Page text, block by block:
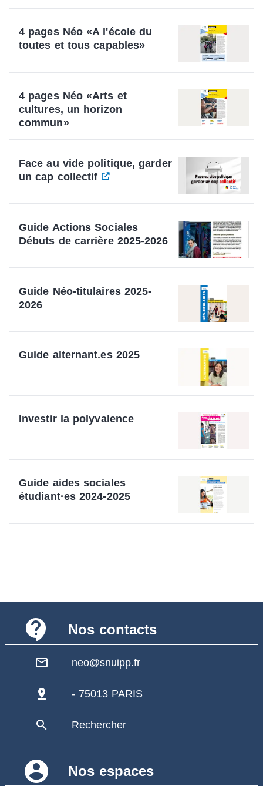
4 pages Néo «A l'école du
toutes et tous capables»
4 pages Néo «Arts et
cultures, un horizon
commun»
Face au vide politique, garder
un cap collectif
Guide Actions Sociales
Débuts de carrière 2025-2026
Guide Néo-titulaires 2025-
2026
Guide alternant.es 2025
Investir la polyvalence
Guide aides sociales
étudiant·es 2024-2025
contact_support Nos contacts
mail_outline neo@snuipp.fr
pin_drop - 75013 PARIS
search Rechercher
account_circle Nos espaces